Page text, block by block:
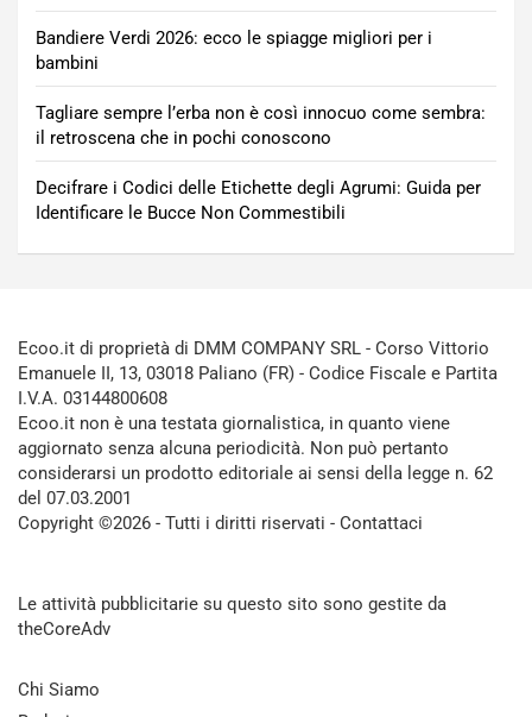
Bandiere Verdi 2026: ecco le spiagge migliori per i
bambini
Tagliare sempre l’erba non è così innocuo come sembra:
il retroscena che in pochi conoscono
Decifrare i Codici delle Etichette degli Agrumi: Guida per
Identificare le Bucce Non Commestibili
Ecoo.it di proprietà di DMM COMPANY SRL - Corso Vittorio
Emanuele II, 13, 03018 Paliano (FR) - Codice Fiscale e Partita
I.V.A. 03144800608
Ecoo.it non è una testata giornalistica, in quanto viene
aggiornato senza alcuna periodicità. Non può pertanto
considerarsi un prodotto editoriale ai sensi della legge n. 62
del 07.03.2001
Copyright ©2026 - Tutti i diritti riservati - Contattaci
Le attività pubblicitarie su questo sito sono gestite da
theCoreAdv
Chi Siamo